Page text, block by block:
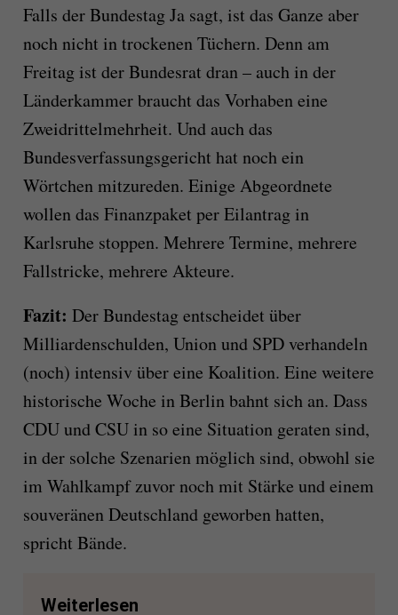
Falls der Bundestag Ja sagt, ist das Ganze aber
noch nicht in trockenen Tüchern. Denn am
Freitag ist der Bundesrat dran – auch in der
Länderkammer braucht das Vorhaben eine
Zweidrittelmehrheit. Und auch das
Bundesverfassungsgericht hat noch ein
Wörtchen mitzureden. Einige Abgeordnete
wollen das Finanzpaket per Eilantrag in
Karlsruhe stoppen. Mehrere Termine, mehrere
Fallstricke, mehrere Akteure.
Fazit: Der Bundestag entscheidet über
Milliardenschulden, Union und SPD verhandeln
(noch) intensiv über eine Koalition. Eine weitere
historische Woche in Berlin bahnt sich an. Dass
CDU und CSU in so eine Situation geraten sind,
in der solche Szenarien möglich sind, obwohl sie
im Wahlkampf zuvor noch mit Stärke und einem
souveränen Deutschland geworben hatten,
spricht Bände.
Weiterlesen